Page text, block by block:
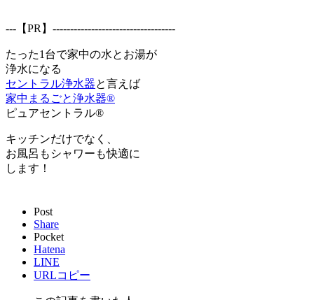
---【PR】-----------------------------------
たった1台で家中の水とお湯が
浄水になる
セントラル浄水器と言えば
家中まるごと浄水器®
ピュアセントラル®
キッチンだけでなく、
お風呂もシャワーも快適に
します！
Post
Share
Pocket
Hatena
LINE
URLコピー